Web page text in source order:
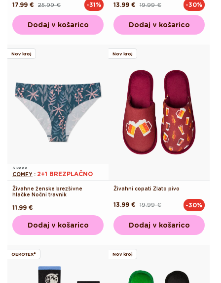
Redna
25.99 €
Akcijska
17.99 € -31%
Dodaj v košarico
Redna
19.99 €
Akcijska
13.99 € -30%
Dodaj v košarico
Nov kroj
S kodo
COMFY : 2+1 BREZPLAČNO
Živahne ženske brezšivne
hlačke Nočni travnik
Redna
cena
11.99 €
Dodaj v košarico
Nov kroj
Živahni copati Zlato pivo
Redna
19.99 €
Akcijska
13.99 € -30%
Dodaj v košarico
OEKOTEX® Nov kroj